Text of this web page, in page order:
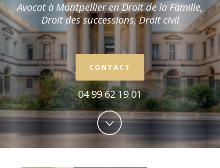
Avocat à Montpellier en Droit de la Famille,
Droit des successions, Droit civil
CONTACT
04 99 62 19 01